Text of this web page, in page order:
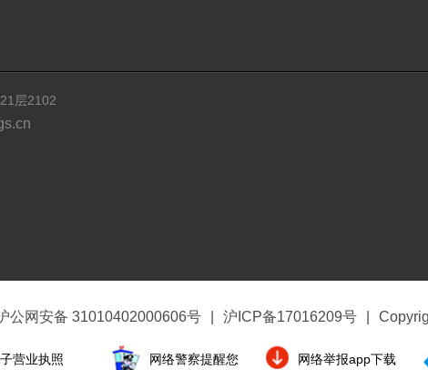
层2102
公网安备 31010402000606号 沪ICP备17016209号
营业执照 网络警察提醒您 网络举报app下载